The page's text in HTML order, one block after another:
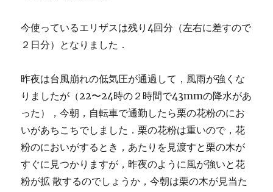
今使っているエリザスは残り4回分（左右に差すので
２日分）となりました．
昨夜は台風崩れの低気圧が通過して，風雨が強くな
りましたが（22〜24時の２時間で43mmの降水があ
った），今朝，自転車で通勤したら栗の花粉のにお
いがあちこちでしました．栗の花粉は重いので，花
粉のにおいがするとき，あたりを見渡すと栗の木が
すぐに見つかりますが，昨夜のように風が強いと花
粉が拡 散するのでしょうか，今朝は栗の木が見当た